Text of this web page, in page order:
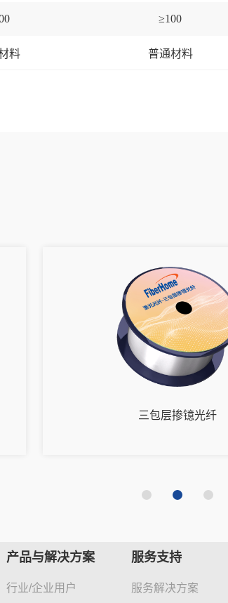
≥100
料 普通材料
三包层掺镱光纤
产品与解决方案
行业/企业用户
服务支持
服务解决方案